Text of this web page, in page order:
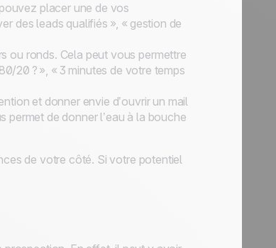
placer une de vos
des leads qualifiés », « gestion de
ou ronds. Cela peut vous permettre
20 ? », « 3 minutes de votre temps
et donner envie d’ouvrir un mail
permet de donner l’eau à la bouche
de votre côté. Si votre potentiel